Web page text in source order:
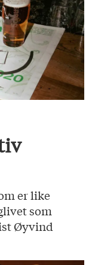
er like
som
Øyvind